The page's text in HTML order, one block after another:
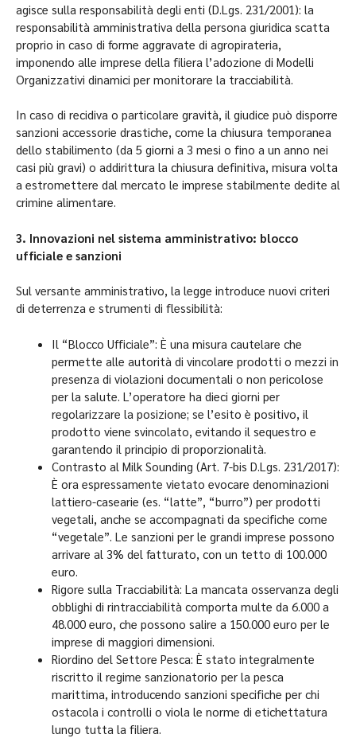
agisce sulla responsabilità degli enti (D.Lgs. 231/2001): la
responsabilità amministrativa della persona giuridica scatta
proprio in caso di forme aggravate di agropirateria,
imponendo alle imprese della filiera l’adozione di Modelli
Organizzativi dinamici per monitorare la tracciabilità.
In caso di recidiva o particolare gravità, il giudice può disporre
sanzioni accessorie drastiche, come la chiusura temporanea
dello stabilimento (da 5 giorni a 3 mesi o fino a un anno nei
casi più gravi) o addirittura la chiusura definitiva, misura volta
a estromettere dal mercato le imprese stabilmente dedite al
crimine alimentare.
3. Innovazioni nel sistema amministrativo: blocco
ufficiale e sanzioni
Sul versante amministrativo, la legge introduce nuovi criteri
di deterrenza e strumenti di flessibilità:
Il “Blocco Ufficiale”: È una misura cautelare che
permette alle autorità di vincolare prodotti o mezzi in
presenza di violazioni documentali o non pericolose
per la salute. L’operatore ha dieci giorni per
regolarizzare la posizione; se l’esito è positivo, il
prodotto viene svincolato, evitando il sequestro e
garantendo il principio di proporzionalità.
Contrasto al Milk Sounding (Art. 7-bis D.Lgs. 231/2017):
È ora espressamente vietato evocare denominazioni
lattiero-casearie (es. “latte”, “burro”) per prodotti
vegetali, anche se accompagnati da specifiche come
“vegetale”. Le sanzioni per le grandi imprese possono
arrivare al 3% del fatturato, con un tetto di 100.000
euro.
Rigore sulla Tracciabilità: La mancata osservanza degli
obblighi di rintracciabilità comporta multe da 6.000 a
48.000 euro, che possono salire a 150.000 euro per le
imprese di maggiori dimensioni.
Riordino del Settore Pesca: È stato integralmente
riscritto il regime sanzionatorio per la pesca
marittima, introducendo sanzioni specifiche per chi
ostacola i controlli o viola le norme di etichettatura
lungo tutta la filiera.